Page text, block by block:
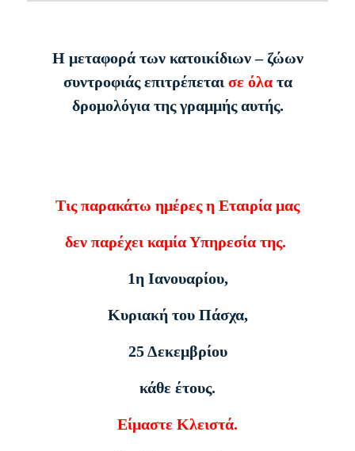
Η μεταφορά των κατοικίδιων – ζώων
συντροφιάς επιτρέπεται σε όλατα
δρομολόγια της γραμμής αυτής.
Τις παρακάτω ημέρες η Εταιρία μας
δεν παρέχει καμία Υπηρεσία της.
1η Ιανουαρίου,
Κυριακή του Πάσχα,
25 Δεκεμβρίου
κάθε έτους.
Είμαστε Κλειστά.